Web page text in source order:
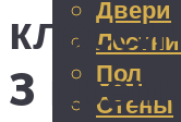
Двери
Пол
Стены
3